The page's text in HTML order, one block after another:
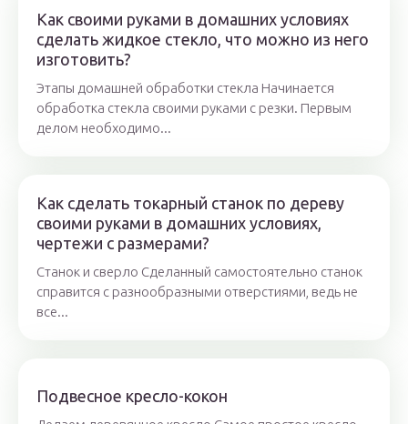
Как своими руками в домашних условиях
сделать жидкое стекло, что можно из него
изготовить?
Этапы домашней обработки стекла Начинается
обработка стекла своими руками с резки. Первым
делом необходимо...
Как сделать токарный станок по дереву
своими руками в домашних условиях,
чертежи с размерами?
Станок и сверло Сделанный самостоятельно станок
справится с разнообразными отверстиями, ведь не
все...
Подвесное кресло-кокон